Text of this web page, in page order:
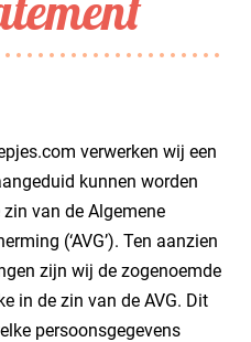
verwerken wij een
kunnen worden
van de Algemene
(‘AVG’). Ten aanzien
zijn wij de zogenoemde
in de zin van de AVG. Dit
persoonsgegevens